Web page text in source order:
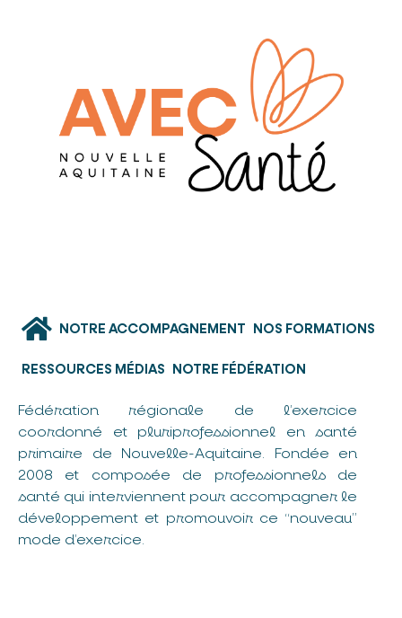
NOTRE ACCOMPAGNEMENT NOS FORMATIONS
RESSOURCES MÉDIAS NOTRE FÉDÉRATION
Fédération régionale de l’exercice
coordonné et pluriprofessionnel en santé
primaire de Nouvelle-Aquitaine. Fondée en
2008 et composée de professionnels de
santé qui interviennent pour accompagner le
développement et promouvoir ce “nouveau”
mode d’exercice.